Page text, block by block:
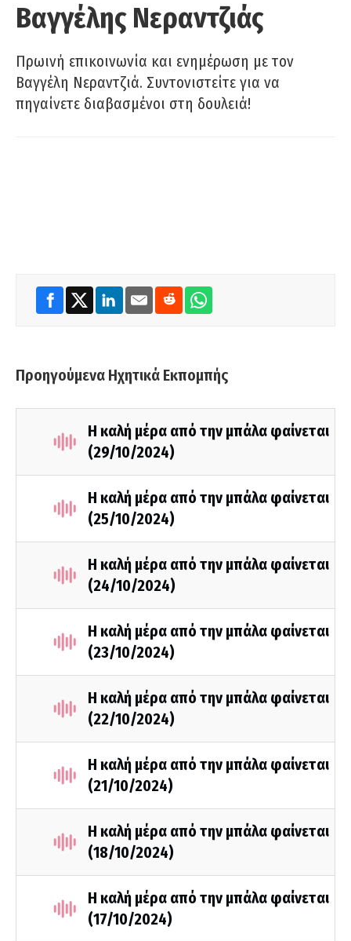
Βαγγέλης Νεραντζιάς
Πρωινή επικοινωνία και ενημέρωση με τον
Βαγγέλη Νεραντζιά. Συντονιστείτε για να
πηγαίνετε διαβασμένοι στη δουλειά!
Προηγούμενα Ηχητικά Εκπομπής
Η καλή μέρα από την μπάλα φαίνεται
(29/10/2024)
Η καλή μέρα από την μπάλα φαίνεται
(25/10/2024)
Η καλή μέρα από την μπάλα φαίνεται
(24/10/2024)
Η καλή μέρα από την μπάλα φαίνεται
(23/10/2024)
Η καλή μέρα από την μπάλα φαίνεται
(22/10/2024)
Η καλή μέρα από την μπάλα φαίνεται
(21/10/2024)
Η καλή μέρα από την μπάλα φαίνεται
(18/10/2024)
Η καλή μέρα από την μπάλα φαίνεται
(17/10/2024)